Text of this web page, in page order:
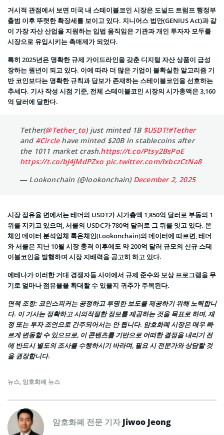
거시적 관점에서 보면 미국 내 스테이블코인 시장은 도널드 트럼프 행정부
출범 이후 뚜렷한 확장세를 보이고 있다. 지니어스 법안(GENIUS Act)과 같
이 가장 자산 산업을 지원하는 입법 움직임은 기관과 개인 투자자 모두를
시장으로 유입시키는 촉매제가 되었다.
특히 2025년은 명확한 규제 가이드라인을 갖춘 디지털 자산 상품이 급성
장하는 원년이 되고 있다. 이에 따라 더 많은 기업이 불확실한 알고리즘 기
반 코인보다는 명확한 규칙과 담보가 존재하는 스테이블코인을 선호하는
추세다. 기사 작성 시점 기준, 전체 스테이블코인 시장의 시가총액은 3,160
억 달러에 달한다.
Tether(@Tether_to) just minted 1B $USDT!#Tether
and #Circlehave minted $20B in stablecoins after
the 1011 market crash.https://t.co/Ptsy2BsPoE
https://t.co/bJ4jMdPZxo pic.twitter.com/IxbczCtNa8
— Lookonchain (@lookonchain) December 2, 2025
시장 점유율 면에서는 테더의 USDT가 시가총액 1,850억 달러로 부동의 1
위를 지키고 있으며, 서클의 USDC가 780억 달러로 그 뒤를 잇고 있다. 온
체인 데이터 분석업체 룩온체인(Lookonchain)의 데이터에 따르면, 테더
와 서클은 지난 10월 시장 충격 이후에도 약 200억 달러 규모의 신규 스테
이블코인을 발행하며 시장 지배력을 공고히 하고 있다.
에테나가 이러한 거대 경쟁자들 사이에서 규제 준수와 보상 프로그램을 무
기로 얼마나 점유율을 확대할 수 있을지 귀추가 주목된다.
면책 조항: 코인스피커는 공정하고 투명한 보도를 제공하기 위해 노력합니
다. 이 기사는 정확하고 시의적절한 정보를 제공하는 것을 목표로 하며, 재
정 또는 투자 조언으로 간주되어서는 안 됩니다. 암호화폐 시장은 매우 빠
르게 변동할 수 있으므로, 이 콘텐츠를 기반으로 어떠한 결정을 내리기 전
에 반드시 별도의 조사를 수행하시기 바라며, 필요 시 전문가와 상담할 것
을 권장합니다.
뉴스, 암호화폐 뉴스
암호화폐 전문 기자Jiwoo Jeong